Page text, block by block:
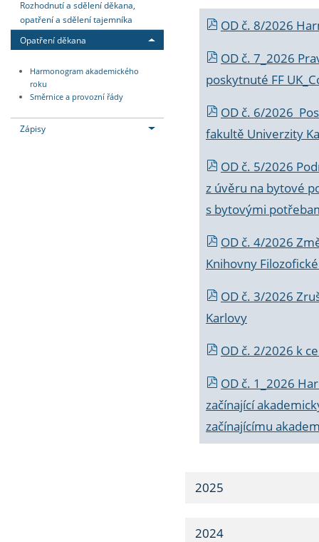
Rozhodnutí a sdělení děkana,
opatření a sdělení tajemníka
Opatření děkana
Harmonogram akademického
roku
Směrnice a provozní řády
Zápisy
OD č. 8/2026
OD č. 7_2026
poskytnuté FF
OD č. 6/2026
fakultě Univerzity
OD č. 5/2026
z úvěru na bytové
s bytovými
OD č. 4/2026
Knihovny
OD č. 3/2026
Karlovy
OD č. 2/2026 k
OD č. 1_2026
začínající
začínajícímu
2025
2024